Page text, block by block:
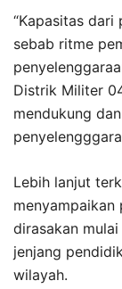
“Kapasitas dari
sebab ritme
Distrik Militer
mendukung
Lebih lanjut
menyampaikan
dirasakan
jenjang
wilayah.